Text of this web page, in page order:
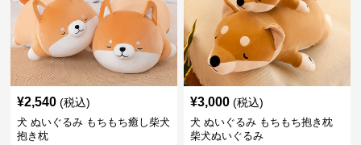
¥2,540 (税込)
犬 ぬいぐるみ もちもち癒し柴犬
抱き枕
¥3,000 (税込)
犬 ぬいぐるみ もちもち抱き枕
柴犬ぬいぐるみ